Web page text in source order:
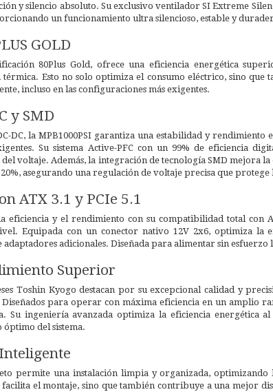
y silencio absoluto. Su exclusivo ventilador SI Extreme
un funcionamiento ultra silencioso, estable y
GOLD
80Plus Gold, ofrece una eficiencia energética
Esto no solo optimiza el consumo eléctrico, sino
incluso en las configuraciones más exigentes.
y SMD
DC, la MPB1000PSI garantiza una estabilidad y rendimiento
Su sistema Active-PFC con un 99% de eficiencia
voltaje. Además, la integración de tecnología SMD mejora
asegurando una regulación de voltaje precisa que
ATX 3.1 y PCIe 5.1
eficiencia y el rendimiento con su compatibilidad total
Equipada con un conector nativo 12V 2x6, optimiza la
adicionales. Diseñada para alimentar sin esfuerzo
Superior
Toshin Kyogo destacan por su excepcional calidad y
para operar con máxima eficiencia en un amplio
Su ingeniería avanzada optimiza la eficiencia energética
óptimo del sistema.
permite una instalación limpia y organizada,
facilita el montaje, sino que también contribuye a una mejor